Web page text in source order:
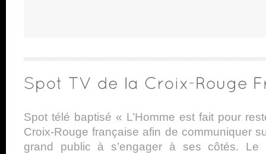
Spot télé baptisé « L’Homme est fait pour
Croix-Rouge française afin de communiquer
grand public à s’engager à ses côtés. Le